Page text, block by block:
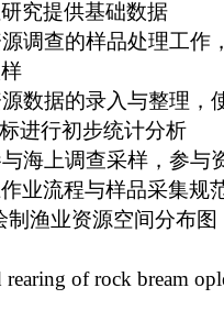
究提供基础数据
调查的样品处理工作
数据的录入与整理，
进行初步统计分析
海上调查采样，参与
业流程与样品采集规
制渔业资源空间分布
rearing of rock bream